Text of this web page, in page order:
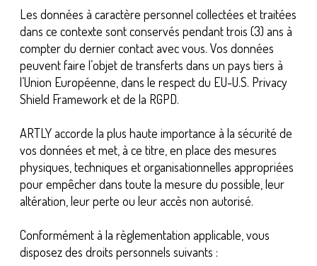
Les données à caractère personnel collectées et traitées
dans ce contexte sont conservés pendant trois (3) ans à
compter du dernier contact avec vous. Vos données
peuvent faire l’objet de transferts dans un pays tiers à
l’Union Européenne, dans le respect du EU-U.S. Privacy
Shield Framework et de la RGPD.
ARTLY accorde la plus haute importance à la sécurité de
vos données et met, à ce titre, en place des mesures
physiques, techniques et organisationnelles appropriées
pour empêcher dans toute la mesure du possible, leur
altération, leur perte ou leur accès non autorisé.
Conformément à la règlementation applicable, vous
disposez des droits personnels suivants :